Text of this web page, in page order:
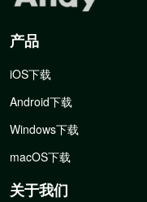
产品
iOS下载
Android下载
Windows下载
macOS下载
关于我们